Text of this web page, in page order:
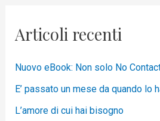
Articoli recenti
Nuovo eBook: Non solo No
E’ passato un mese da quando lo
L’amore di cui hai bisogno